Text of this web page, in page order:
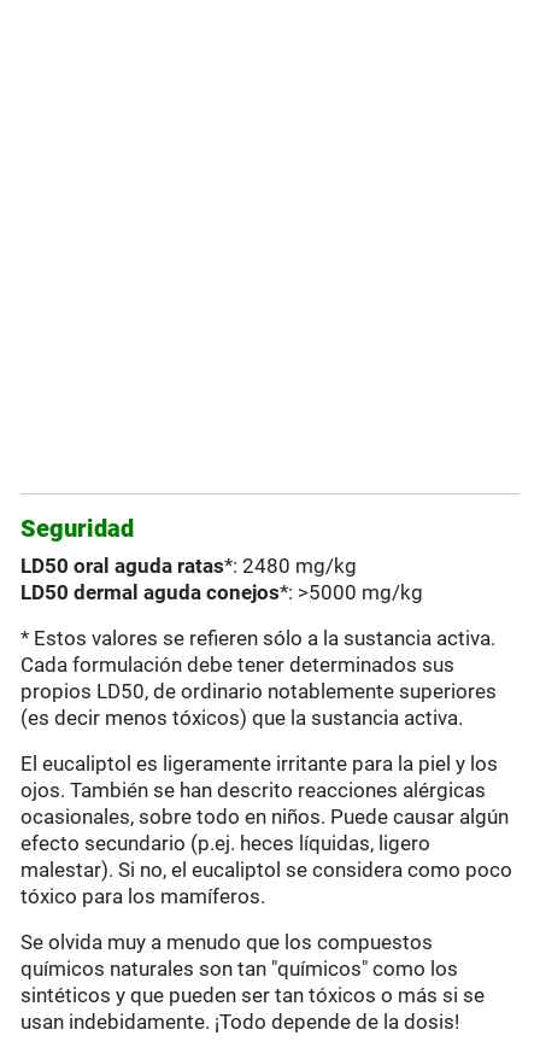
Seguridad
LD50 oral aguda ratas*: 2480 mg/kg
LD50 dermal aguda conejos*: >5000 mg/kg
* Estos valores se refieren sólo a la sustancia activa.
Cada formulación debe tener determinados sus
propios LD50, de ordinario notablemente superiores
(es decir menos tóxicos) que la sustancia activa.
El eucaliptol es ligeramente irritante para la piel y los
ojos. También se han descrito reacciones alérgicas
ocasionales, sobre todo en niños. Puede causar algún
efecto secundario (p.ej. heces líquidas, ligero
malestar). Si no, el eucaliptol se considera como poco
tóxico para los mamíferos.
Se olvida muy a menudo que los compuestos
químicos naturales son tan "químicos" como los
sintéticos y que pueden ser tan tóxicos o más si se
usan indebidamente. ¡Todo depende de la dosis!